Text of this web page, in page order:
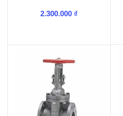
2.300.000 ₫